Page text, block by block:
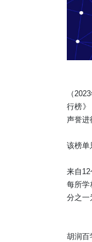
（2023
行榜》
声誉进
该榜单
来自 12
每所学
分之一
胡润百